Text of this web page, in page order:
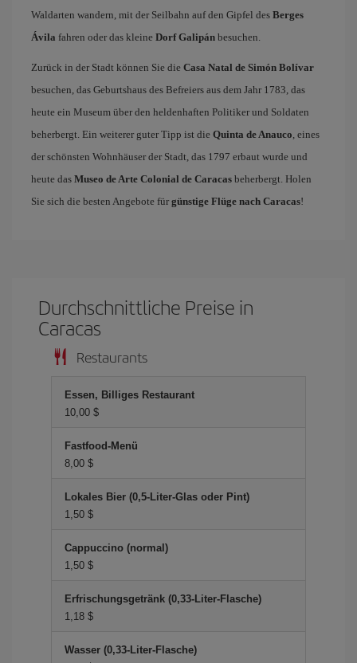
Waldarten wandern, mit der Seilbahn auf den Gipfel des Berges
Ávila fahren oder das kleine Dorf Galipán besuchen.
Zurück in der Stadt können Sie die Casa Natal de Simón Bolívar
besuchen, das Geburtshaus des Befreiers aus dem Jahr 1783, das
heute ein Museum über den heldenhaften Politiker und Soldaten
beherbergt. Ein weiterer guter Tipp ist die Quinta de Anauco, eines
der schönsten Wohnhäuser der Stadt, das 1797 erbaut wurde und
heute das Museo de Arte Colonial de Caracas beherbergt. Holen
Sie sich die besten Angebote für günstige Flüge nach Caracas!
Durchschnittliche Preise in
Caracas
Restaurants
Essen, Billiges Restaurant
10,00 $
Fastfood-Menü
8,00 $
Lokales Bier (0,5-Liter-Glas oder Pint)
1,50 $
Cappuccino (normal)
1,50 $
Erfrischungsgetränk (0,33-Liter-Flasche)
1,18 $
Wasser (0,33-Liter-Flasche)